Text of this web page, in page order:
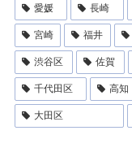
愛媛 長崎
宮崎 福井
渋谷区 佐賀
千代田区 高知
大田区